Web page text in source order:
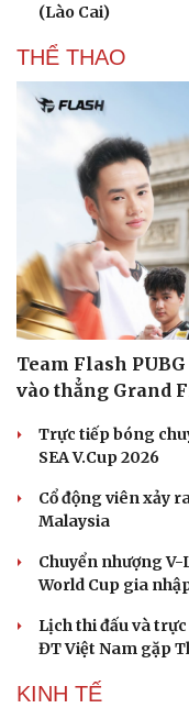
(Lào Cai)
THỂ THAO
Team Flash
vào thẳng Grand
Trực tiếp bóng
SEA V.Cup 2026
Cổ động viên xảy
Malaysia
Chuyển nhượng V-
World Cup gia
Lịch thi đấu và
ĐT Việt Nam gặp
KINH TẾ